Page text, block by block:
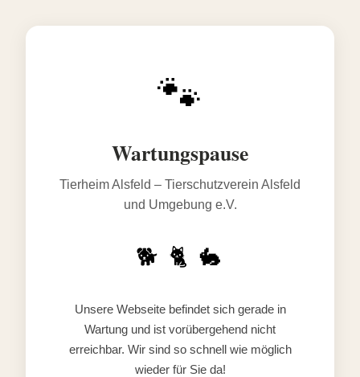
🐾
Wartungspause
Tierheim Alsfeld – Tierschutzverein Alsfeld
und Umgebung e.V.
🐕 🐈 🐇
Unsere Webseite befindet sich gerade in
Wartung und ist vorübergehend nicht
erreichbar. Wir sind so schnell wie möglich
wieder für Sie da!